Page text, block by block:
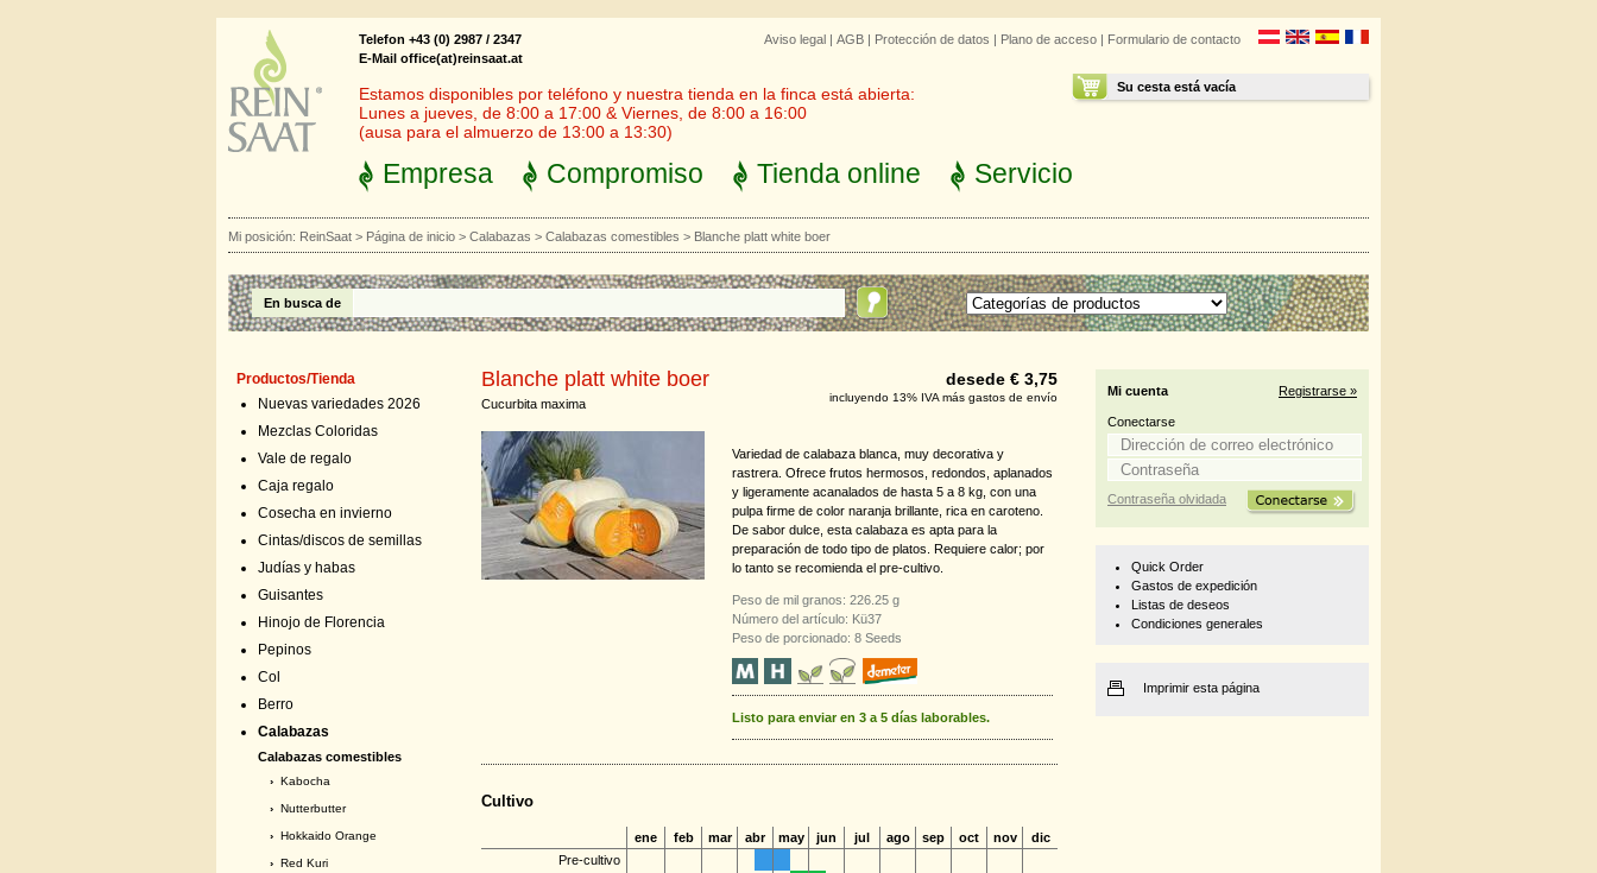
Aviso legal | AGB | Protección de datos | Plano de acceso | Formulario de contacto
Su cesta está vacía
Telefon +43 (0) 2987 / 2347
E-Mail office(at)reinsaat.at
Estamos disponibles por teléfono y nuestra tienda en la finca está abierta:
Lunes a jueves, de 8:00 a 17:00 & Viernes, de 8:00 a 16:00
(ausa para el almuerzo de 13:00 a 13:30)
Empresa Compromiso Tienda online Servicio
Mi posición: ReinSaat > Página de inicio > Calabazas > Calabazas comestibles > Blanche platt white boer
En busca de
Productos/Tienda
Nuevas variedades 2026
Mezclas Coloridas
Vale de regalo
Caja regalo
Cosecha en invierno
Cintas/discos de semillas
Judías y habas
Guisantes
Hinojo de Florencia
Pepinos
Col
Berro
Calabazas
Calabazas comestibles
› Kabocha
› Nutterbutter
› Hokkaido Orange
› Red Kuri
Blanche platt white boer
Cucurbita maxima
desede € 3,75
incluyendo 13% IVA más gastos de envío
Variedad de calabaza blanca, muy decorativa y
rastrera. Ofrece frutos hermosos, redondos, aplanados
y ligeramente acanalados de hasta 5 a 8 kg, con una
pulpa firme de color naranja brillante, rica en caroteno.
De sabor dulce, esta calabaza es apta para la
preparación de todo tipo de platos. Requiere calor; por
lo tanto se recomienda el pre-cultivo.
Peso de mil granos: 226.25 g
Número del artículo: Kü37
Peso de porcionado: 8 Seeds
Listo para enviar en 3 a 5 días laborables.
Cultivo
ene feb mar abr may jun jul ago sep oct nov
dic
Pre-cultivo
Mi cuenta Registrarse »
Conectarse
Contraseña olvidada
Quick Order
Gastos de expedición
Listas de deseos
Condiciones generales
Imprimir esta página